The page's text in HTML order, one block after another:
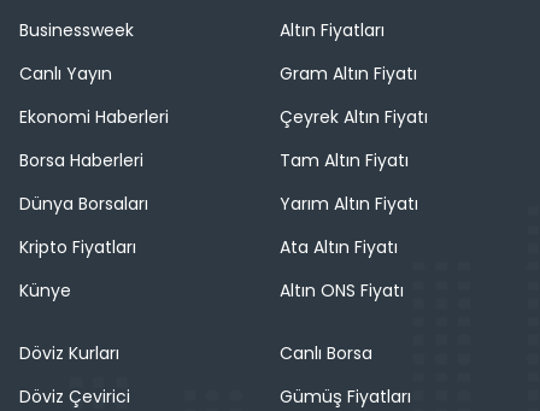
Businessweek
Canlı Yayın
Ekonomi Haberleri
Borsa Haberleri
Dünya Borsaları
Kripto Fiyatları
Künye
Altın Fiyatları
Gram Altın Fiyatı
Çeyrek Altın Fiyatı
Tam Altın Fiyatı
Yarım Altın Fiyatı
Ata Altın Fiyatı
Altın ONS Fiyatı
Döviz Kurları
Döviz Çevirici
Canlı Borsa
Gümüş Fiyatları